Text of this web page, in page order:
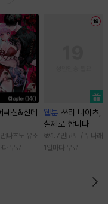
쌔신&신데
나츠노 유조
무료
웹툰 쓰리 나이츠,
실제로 합니다
1.7만 고토 / 두나래
1일마다 무료